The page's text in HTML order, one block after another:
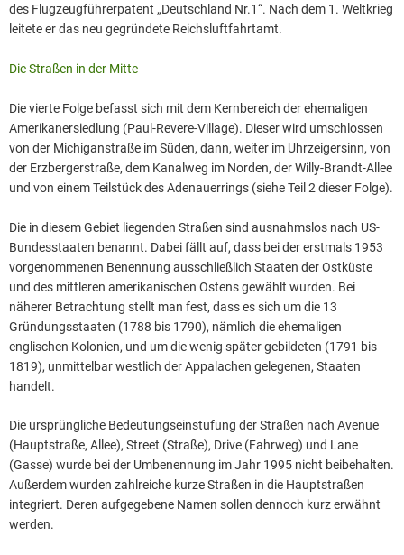
des Flugzeugführerpatent „Deutschland Nr.1“. Nach dem 1. Weltkrieg
leitete er das neu gegründete Reichsluftfahrtamt.
Die Straßen in der Mitte
Die vierte Folge befasst sich mit dem Kernbereich der ehemaligen
Amerikanersiedlung (Paul-Revere-Village). Dieser wird umschlossen
von der Michiganstraße im Süden, dann, weiter im Uhrzeigersinn, von
der Erzbergerstraße, dem Kanalweg im Norden, der Willy-Brandt-Allee
und von einem Teilstück des Adenauerrings (siehe Teil 2 dieser Folge).
Die in diesem Gebiet liegenden Straßen sind ausnahmslos nach US-
Bundesstaaten benannt. Dabei fällt auf, dass bei der erstmals 1953
vorgenommenen Benennung ausschließlich Staaten der Ostküste
und des mittleren amerikanischen Ostens gewählt wurden. Bei
näherer Betrachtung stellt man fest, dass es sich um die 13
Gründungsstaaten (1788 bis 1790), nämlich die ehemaligen
englischen Kolonien, und um die wenig später gebildeten (1791 bis
1819), unmittelbar westlich der Appalachen gelegenen, Staaten
handelt.
Die ursprüngliche Bedeutungseinstufung der Straßen nach Avenue
(Hauptstraße, Allee), Street (Straße), Drive (Fahrweg) und Lane
(Gasse) wurde bei der Umbenennung im Jahr 1995 nicht beibehalten.
Außerdem wurden zahlreiche kurze Straßen in die Hauptstraßen
integriert. Deren aufgegebene Namen sollen dennoch kurz erwähnt
werden.